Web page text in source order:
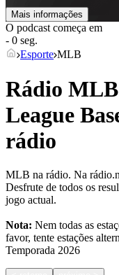
Mais informações
O podcast começa em
- 0 seg.
Esporte MLB
Rádio
League
rádio
MLB na rádio. Na
Desfrute de todos os
jogo actual.
Nota: Nem todas as
favor, tente estações
Temporada 2026